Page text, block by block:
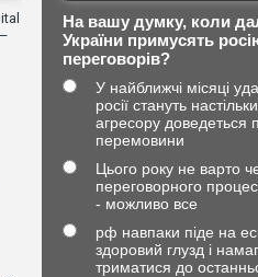
На вашу думку, коли
України примусять
переговорів?
У найближчі місяці
росії стануть
агресору доведеться
перемовини
Цього року не варто
переговорного
- можливо все
рф навпаки піде на
здоровий глузд і
триматися до